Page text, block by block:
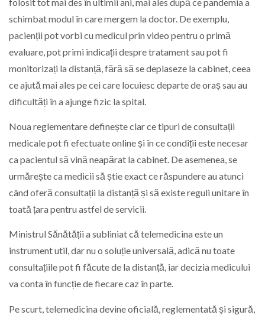
schimbat modul în care mergem la doctor. De exemplu,
pacienții pot vorbi cu medicul prin video pentru o primă
evaluare, pot primi indicații despre tratament sau pot fi
monitorizați la distanță, fără să se deplaseze la cabinet, ceea
ce ajută mai ales pe cei care locuiesc departe de oraș sau au
dificultăți în a ajunge fizic la spital.
Noua reglementare definește clar ce tipuri de consultații
medicale pot fi efectuate online și în ce condiții este necesar
ca pacientul să vină neapărat la cabinet. De asemenea, se
urmărește ca medicii să știe exact ce răspundere au atunci
când oferă consultații la distanță și să existe reguli unitare în
toată țara pentru astfel de servicii.
Ministrul Sănătății a subliniat că telemedicina este un
instrument util, dar nu o soluție universală, adică nu toate
consultațiile pot fi făcute de la distanță, iar decizia medicului
va conta în funcție de fiecare caz în parte.
Pe scurt, telemedicina devine oficială, reglementată și sigură,